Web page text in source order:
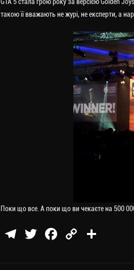
такою її вважають не журі, не експерти, а
Поки що все. А поки що ви чекаєте на 500
Te
T
Fa
C